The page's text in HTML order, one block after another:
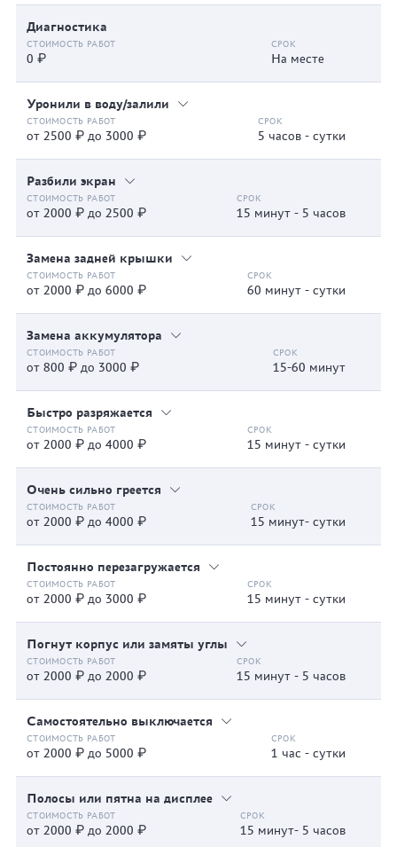
Диагностика
0 ₽ На месте
Уронили в воду/залили
от 2500 ₽ до 3000 ₽ 5 часов - сутки
Разбили экран
от 2000 ₽ до 2500 ₽ 15 минут - 5 часов
Замена задней крышки
от 2000 ₽ до 6000 ₽ 60 минут - сутки
Замена аккумулятора
от 800 ₽ до 3000 ₽ 15-60 минут
Быстро разряжается
от 2000 ₽ до 4000 ₽ 15 минут - сутки
Очень сильно греется
от 2000 ₽ до 4000 ₽ 15 минут- сутки
Постоянно перезагружается
от 2000 ₽ до 3000 ₽ 15 минут - сутки
Погнут корпус или замяты углы
от 2000 ₽ до 2000 ₽ 15 минут - 5 часов
Самостоятельно выключается
от 2000 ₽ до 5000 ₽ 1 час - сутки
Полосы или пятна на дисплее
от 2000 ₽ до 2000 ₽ 15 минут- 5 часов